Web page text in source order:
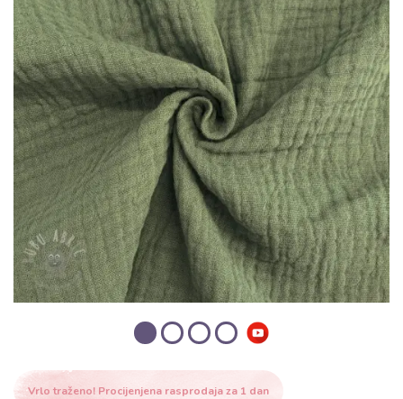
Vrlo traženo! Procijenjena rasprodaja za 1 dan